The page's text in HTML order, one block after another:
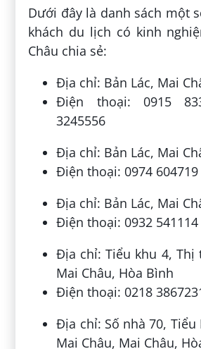
Dưới đây là danh sách một
khách du lịch có kinh
Châu chia sẻ:
Địa chỉ: Bản Lác, Mai
Điện thoại: 0915
3245556
Địa chỉ: Bản Lác, Mai
Điện thoại: 0974 604719
Địa chỉ: Bản Lác, Mai
Điện thoại: 0932 541114
Địa chỉ: Tiểu khu 4, Thị
Mai Châu, Hòa Bình
Điện thoại: 0218
Địa chỉ: Số nhà 70, Tiểu
Mai Châu, Mai Châu,